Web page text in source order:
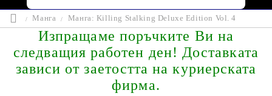
Манга Манга: Killing Stalking Deluxe Edition Vol. 4
Изпращаме поръчките Ви на
следващия работен ден! Доставката
зависи от заетостта на куриерската
фирма.